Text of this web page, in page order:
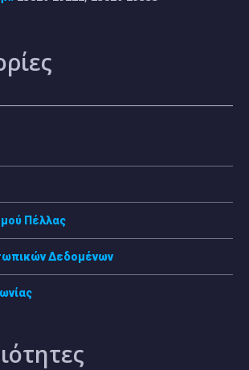
Πέλλας
Δεδομένων